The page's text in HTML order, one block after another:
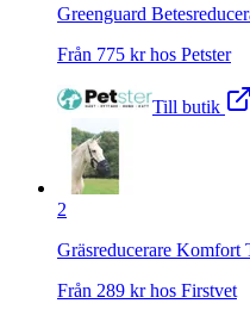
Greenguard
Från 775 kr hos Petster
Till butik
2
Gräsreducerare Komfort
Från 289 kr hos Firstvet